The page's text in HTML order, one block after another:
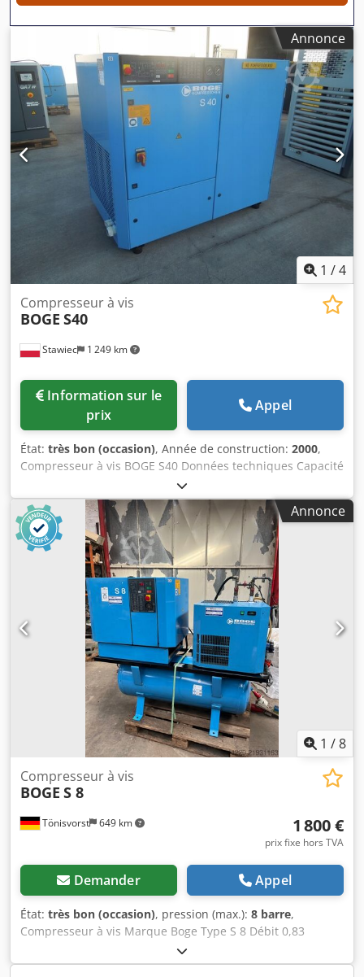
Annonce
1 /4
Stawiec 1 249 km
Compresseur à vis
BOGE S40
prix
Appel
État: très bon (occasion), Année de construction: 2000,
Compresseur à vis BOGE S40 Données techniques Capacité
: 4,30 m3/min (4 300 L/min) ; moteur de 30 KW; Crsdpfx
Asvvkyhslysf pression maximale : 10 bars ; kilométrage :
10876 h; année : 2000
Annonce
1 /8
Tönisvorst 649 km
Compresseur à vis
BOGE S 8
1 800 €
prix fixe hors TVA
Demander Appel
État: très bon (occasion), pression (max.): 8 barre,
Compresseur à vis Marque Boge Type S 8 Débit 0,83
m3/min. Pression 8 bar Puissance moteur 5,5 kW Capacité
de la cuve 250 litres Sécheur frigorifique Type DP 9/352